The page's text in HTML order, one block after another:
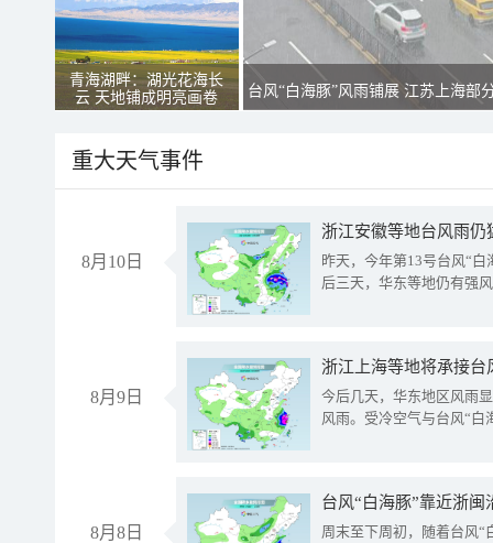
青海湖畔：湖光花海长
云 天地铺成明亮画卷
台风“白海豚”风雨铺展 江苏上海部
重大天气事件
8月10日
浙江安徽等地台风雨
昨天，今年第13号台风“
后三天，华东等地仍有强
8月9日
浙江上海等地将承接台
今后几天，华东地区风雨
风雨。受冷空气与台风“白
8月8日
台风“白海豚”靠近浙
周末至下周初，随着台风“